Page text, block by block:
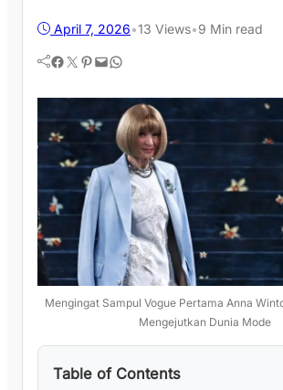
April 7, 2026•13 Views•9 Min read
Facebook Twitter Pinterest Mail WhatsApp
Mengingat Sampul Vogue Pertama Anna
Mengejutkan Dunia Mode
Table of Contents